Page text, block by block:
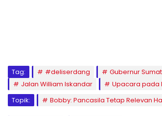
Tag: #deliserdang
Gubernur
Jalan William Iskandar
Upacara pada
Topik:
Bobby: Pancasila Tetap Relevan